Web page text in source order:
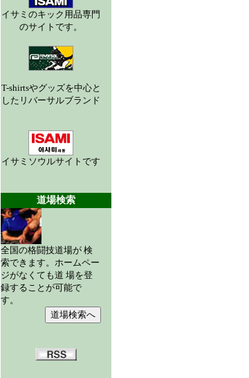
イサミのキック用品専門
のサイトです。
T-shirtsやグッズを中心と
したリバーサルブランド
イサミソウルサイトです
道場検索
全国の格闘技道場が 検
索できます。ホームペー
ジがなくても道 場を登
録することが可能で
す。